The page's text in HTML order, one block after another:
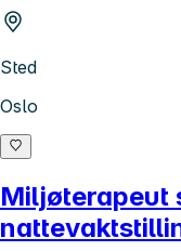
Sted
Oslo
Miljøterapeut